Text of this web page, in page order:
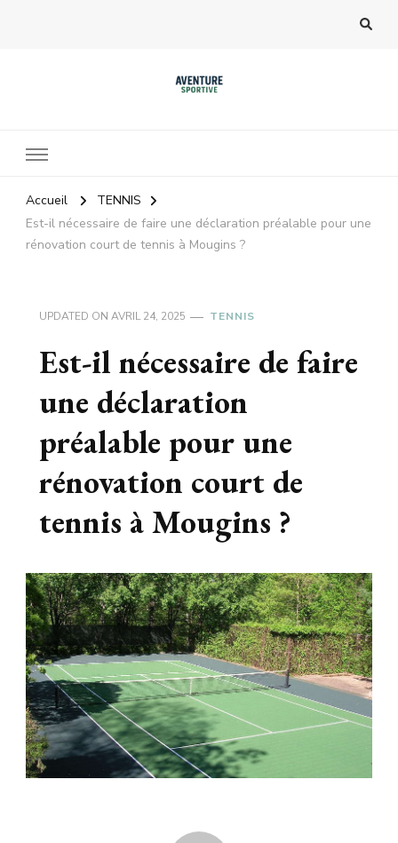
Accueil
TENNIS
Est-il nécessaire de faire une déclaration préalable pour une
rénovation court de tennis à Mougins ?
UPDATED ON AVRIL 24, 2025 TENNIS
Est-il nécessaire de faire
une déclaration
préalable pour une
rénovation court de
tennis à Mougins ?